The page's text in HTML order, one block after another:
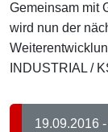
Gemeinsam mit
wird nun der
INDUSTRIAL /
19.09.2016